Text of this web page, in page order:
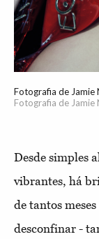
Fotografia de Jamie
Fotografia de Jamie
Desde simples
vibrantes, há
de tantos
desconfinar -